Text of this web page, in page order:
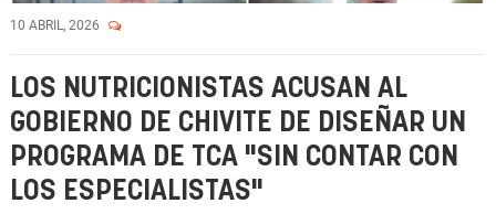
10 ABRIL, 2026
LOS NUTRICIONISTAS ACUSAN AL
GOBIERNO DE CHIVITE DE DISEÑAR UN
PROGRAMA DE TCA "SIN CONTAR CON
LOS ESPECIALISTAS"